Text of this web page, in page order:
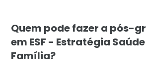
Quem pode fazer a pós-
em ESF - Estratégia
Família?